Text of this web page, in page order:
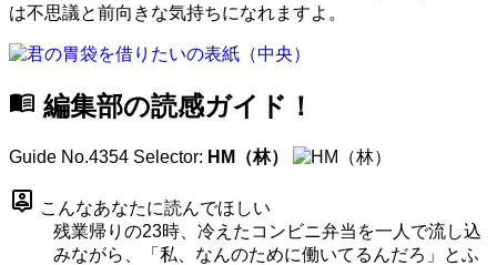
は不思議と前向きな気持ちになれますよ。
menu_book 編集部の読感ガイド！
Guide No.4354 Selector: HM（林）
person_pin こんなあなたに読んでほしい
残業帰りの23時、冷えたコンビニ弁当を一人で流し込
みながら、「私、なんのために働いてるんだろ」とふ